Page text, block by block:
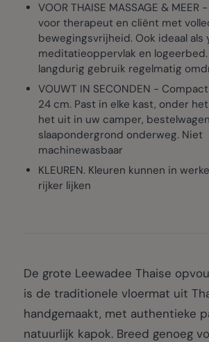
VOOR THAISE MASSAGE &
voor therapeut en cliënt met
bewegingsvrijheid. Ook ideaal als
meditatieoppervlak en
langdurig gebruik regelmatig
VOUWT IN SECONDEN -
24 cm. Past in elke kast, onder
het uit in uw camper,
slaapondergrond onderweg. Niet
machinewasbaar
KLEUREN. Kleuren kunnen in
rijker lijken
De grote Leewadee Thaise
is de traditionele vloermat uit
handgemaakt, met authentieke
natuurlijk kapok. Breed genoeg